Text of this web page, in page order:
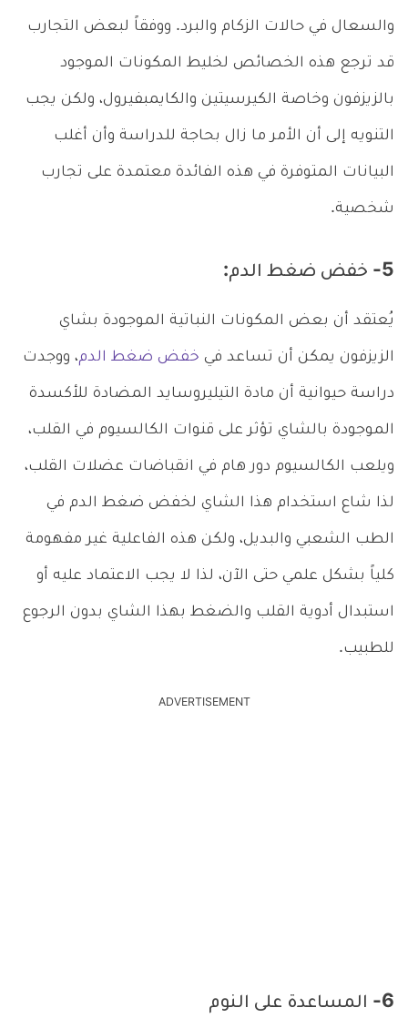
والسعال في حالات الزكام والبرد. ووفقاً لبعض التجارب
قد ترجع هذه الخصائص لخليط المكونات الموجود
بالزيزفون وخاصة الكيرسيتين والكايمبفيرول، ولكن يجب
التنويه إلى أن الأمر ما زال بحاجة للدراسة وأن أغلب
البيانات المتوفرة في هذه الفائدة معتمدة على تجارب
شخصية.
5- خفض ضغط الدم:
يُعتقد أن بعض المكونات النباتية الموجودة بشاي
الزيزفون يمكن أن تساعد في خفض ضغط الدم، ووجدت
دراسة حيوانية أن مادة التيليروسايد المضادة للأكسدة
الموجودة بالشاي تؤثر على قنوات الكالسيوم في القلب،
ويلعب الكالسيوم دور هام في انقباضات عضلات القلب،
لذا شاع استخدام هذا الشاي لخفض ضغط الدم في
الطب الشعبي والبديل، ولكن هذه الفاعلية غير مفهومة
كلياً بشكل علمي حتى الآن، لذا لا يجب الاعتماد عليه أو
استبدال أدوية القلب والضغط بهذا الشاي بدون الرجوع
للطبيب.
ADVERTISEMENT
6- المساعدة على النوم